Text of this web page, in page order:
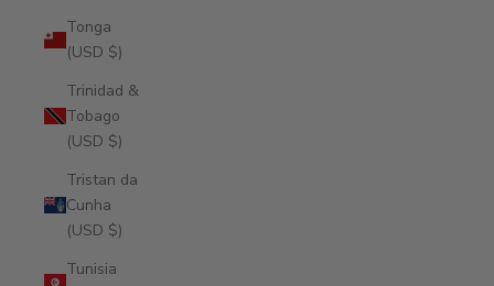
Tonga
(USD $)
Trinidad &
Tobago
(USD $)
Tristan da
Cunha
(USD $)
Tunisia